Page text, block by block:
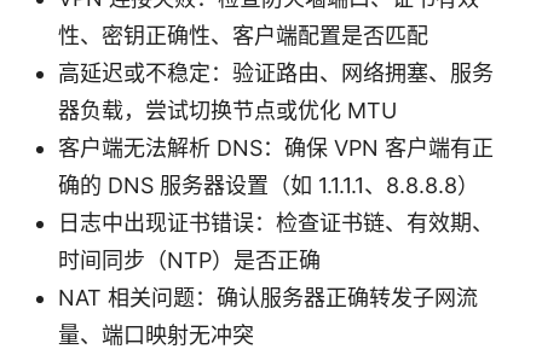
性、密钥正确性、客户端配置是否匹配
高延迟或不稳定：验证路由、网络拥塞、服务
器负载，尝试切换节点或优化 MTU
客户端无法解析 DNS：确保 VPN 客户端有正
确的 DNS 服务器设置（如 1.1.1.1、8.8.8.8）
日志中出现证书错误：检查证书链、有效期、
时间同步（NTP）是否正确
NAT 相关问题：确认服务器正确转发子网流
量、端口映射无冲突